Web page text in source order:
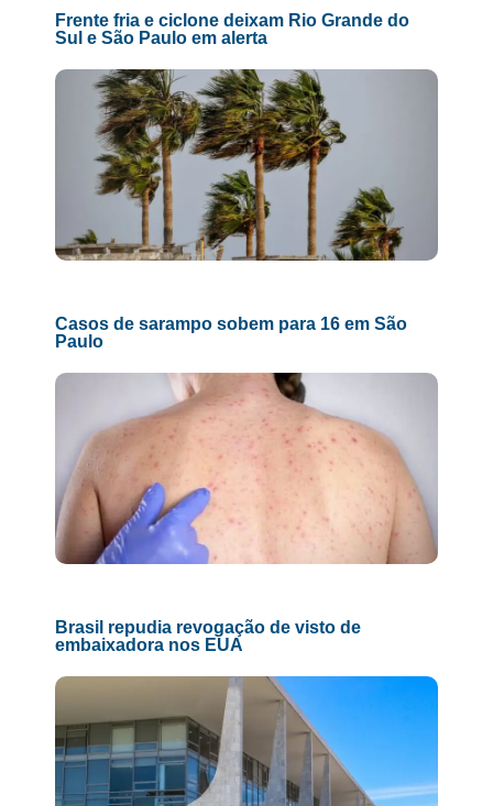
Frente fria e ciclone deixam Rio Grande do
Sul e São Paulo em alerta
Casos de sarampo sobem para 16 em São
Paulo
Brasil repudia revogação de visto de
embaixadora nos EUA